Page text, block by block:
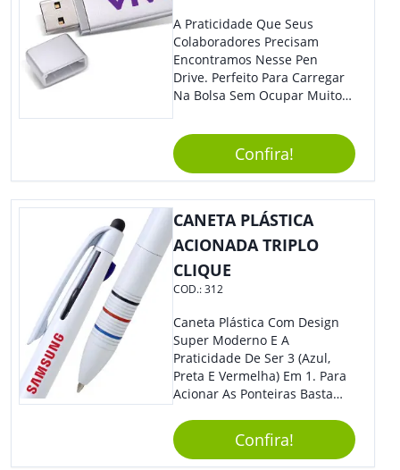
A Praticidade Que Seus
Colaboradores Precisam
Encontramos Nesse Pen
Drive. Perfeito Para Carregar
Na Bolsa Sem Ocupar Muito
Qualquer Lugar Todos Os
Arquivos Desejados. Ideal
Para Oferecer Em Eventos E
Feiras De Exposições.
Confira!
CANETA PLÁSTICA
ACIONADA TRIPLO
CLIQUE
COD.:312
Caneta Plástica Com Design
Super Moderno E A
Praticidade De Ser 3 (Azul,
Preta E Vermelha) Em 1. Para
Acionar As Ponteiras Basta
Baixo.
Confira!